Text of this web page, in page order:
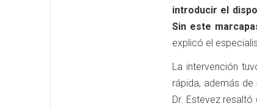
introducir el
Sin este
explicó el
La intervención
rápida, además
Dr. Estevez